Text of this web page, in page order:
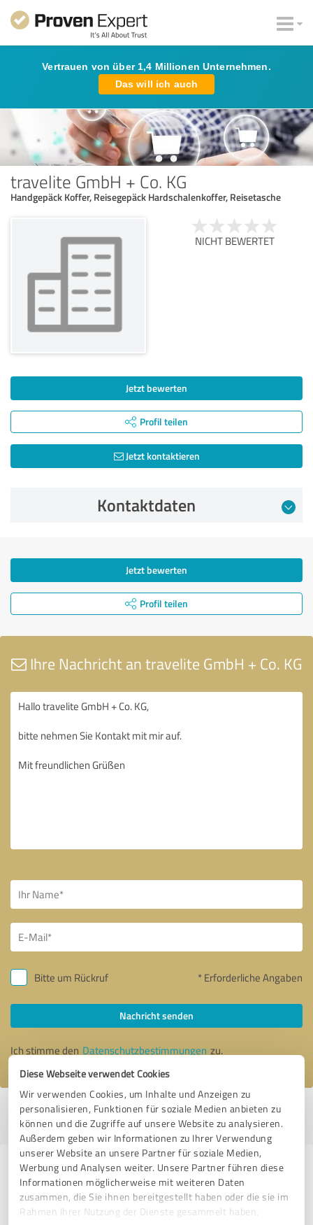
Diese Webseite verwendet Cookies
Wir verwenden Cookies, um Inhalte und Anzeigen zu
personalisieren, Funktionen für soziale Medien anbieten zu
können und die Zugriffe auf unsere Website zu analysieren.
Außerdem geben wir Informationen zu Ihrer Verwendung
unserer Website an unsere Partner für soziale Medien,
Werbung und Analysen weiter. Unsere Partner führen diese
Informationen möglicherweise mit weiteren Daten
zusammen, die Sie ihnen bereitgestellt haben oder die sie im
Rahmen Ihrer Nutzung der Dienste gesammelt haben.
Vertrauen von über 1,4 Millionen Unternehmen.
Das will ich auch
travelite GmbH + Co. KG
Handgepäck Koffer, Reisegepäck Hardschalenkoffer, Reisetasche
NICHT BEWERTET
Jetzt bewerten
Profil teilen
Jetzt kontaktieren
Kontaktdaten
Jetzt bewerten
Profil teilen
Ihre Nachricht an travelite GmbH + Co. KG
Bitte um Rückruf * Erforderliche Angaben
Nachricht senden
Ich stimme den Datenschutzbestimmungen zu.
Profil aktiv seit 09.01.2023 |Letzte Aktualisierung: 21.07.2026|Profil
melden
Erfahrungen zu weiteren
Anbietern aus dem Bereich E-
Commerce